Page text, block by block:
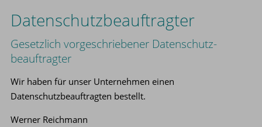
Datenschutz­beauftragter
Gesetzlich vorgeschriebener Datenschutz­
beauftragter
Wir haben für unser Unternehmen einen
Datenschutzbeauftragten bestellt.
Werner Reichmann